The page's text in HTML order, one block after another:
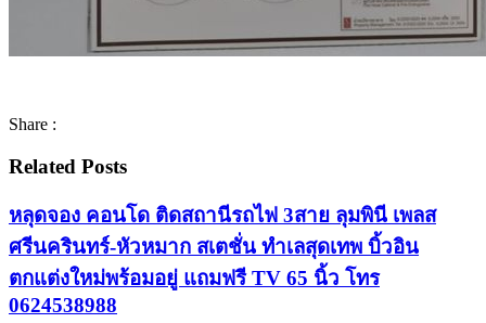
Share :
Related Posts
หลุดจอง คอนโด ติดสถานีรถไฟ 3สาย ลุมพินี เพลส
ศรีนครินทร์-หัวหมาก สเตชั่น ทำเลสุดเทพ บิ้วอิน
ตกแต่งใหม่พร้อมอยู่ แถมฟรี TV 65 นิ้ว โทร
0624538988